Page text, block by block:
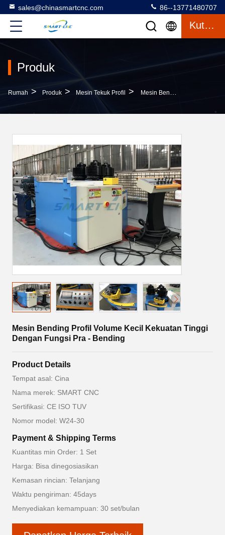
sales@chinasmartcnc.com 86--13771480707
Kutipan
Produk
Rumah > Produk > Mesin Tekuk Profil > Mesin Bending Profil Volume Kecil Kekuatan Tinggi Dengan Fungsi Pra - Bending
Mesin Bending Profil Volume Kecil Kekuatan Tinggi
Dengan Fungsi Pra - Bending
Product Details
Tempat asal: Cina
Nama merek: SMART CNC
Sertifikasi: CE ISO TUV
Nomor model: W24-30
Payment & Shipping Terms
Kuantitas min Order: 1 Set
Harga: Bisa dinegosiasikan
Kemasan rincian: Telanjang
Waktu pengiriman: 45days
Menyediakan kemampuan: 30 set/bulan